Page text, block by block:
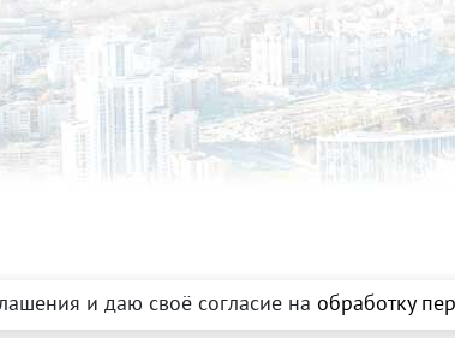
и даю своё согласие на обработку